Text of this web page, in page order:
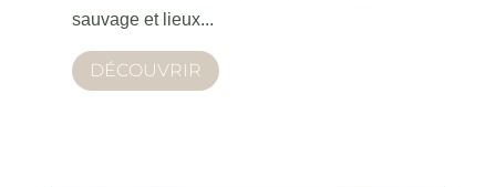
sauvage et lieux...
DÉCOUVRIR